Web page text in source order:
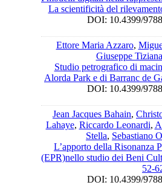
La scientificità del
DOI: 10.4399/
Ettore Maria Azzaro,
Giuseppe
Studio petrografico di
Alorda Park e di Barranc de
DOI: 10.4399/
Jean Jacques Bahain,
Lahaye, Riccardo Leonardi,
Stella, Sebastiano
L’apporto della Risonanza
(EPR)nello studio dei Beni
52-
DOI: 10.4399/